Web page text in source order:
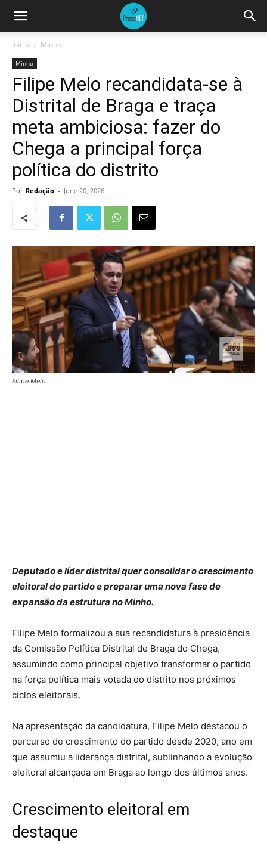
Início Minho
Minho
Filipe Melo recandidata-se à
Distrital de Braga e traça
meta ambiciosa: fazer do
Chega a principal força
política do distrito
Por Redação - June 20, 2026
Filipe Melo
Deputado e líder distrital quer consolidar o crescimento
eleitoral do partido e preparar uma nova fase de
expansão da estrutura no Minho.
Filipe Melo formalizou a sua recandidatura à presidência
da Comissão Política Distrital de Braga do Chega,
assumindo como principal objetivo transformar o partido
na força política mais votada do distrito nos próximos
ciclos eleitorais.
Na apresentação da candidatura, Filipe Melo destacou o
percurso de crescimento do partido desde 2020, ano em
que assumiu a liderança distrital, sublinhando a evolução
eleitoral alcançada em Braga ao longo dos últimos anos.
Crescimento eleitoral em
destaque